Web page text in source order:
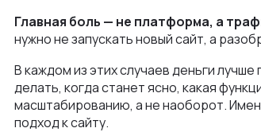
Главная боль — не платформа, а
нужно не запускать новый сайт, а
В каждом из этих случаев деньги
делать, когда станет ясно, какая
масштабированию, а не наоборот.
подход к сайту.